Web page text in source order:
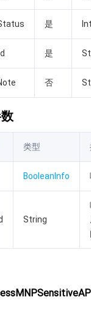
是
是
否
类型
BooleanInfo
String